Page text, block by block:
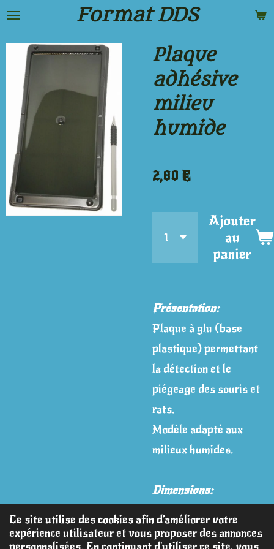
Ce site utilise des cookies afin d’améliorer votre
expérience utilisateur et vous proposer des annonces
Passer
contenu
principal
Format DDS
Plaque
adhésive
milieu
humide
2,80 €
Ajouter
au
panier
Présentation:
Plaque à glu (base
plastique) permettant
la détection et le
piégeage des souris et
rats.
Modèle adapté aux
milieux humides.
Dimensions: